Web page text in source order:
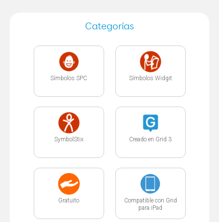
Categorías
Símbolos SPC Símbolos Widgit
SymbolStix Creado en Grid 3
Gratuito
Compatible con Grid
para iPad